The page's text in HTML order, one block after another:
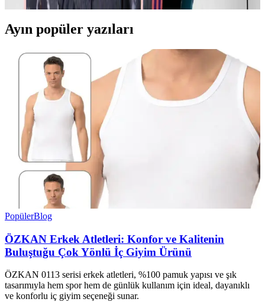
Ayın popüler yazıları
PopülerBlog
ÖZKAN Erkek Atletleri: Konfor ve Kalitenin
Buluştuğu Çok Yönlü İç Giyim Ürünü
ÖZKAN 0113 serisi erkek atletleri, %100 pamuk yapısı ve şık
tasarımıyla hem spor hem de günlük kullanım için ideal, dayanıklı
ve konforlu iç giyim seçeneği sunar.